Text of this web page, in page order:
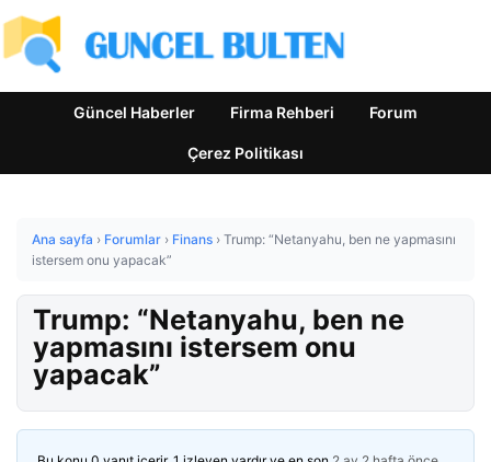
Güncel Haberler Firma Rehberi Forum
Çerez Politikası
Ana sayfa › Forumlar › Finans › Trump: “Netanyahu, ben ne yapmasını
istersem onu yapacak”
Trump: “Netanyahu, ben ne
yapmasını istersem onu
yapacak”